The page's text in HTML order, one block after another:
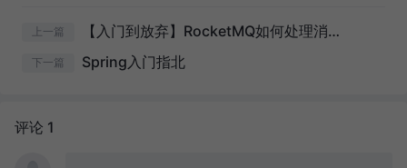
上一篇 【入门到放弃】RocketMQ如何处理消费请求
下一篇 Spring入门指北
评论 1